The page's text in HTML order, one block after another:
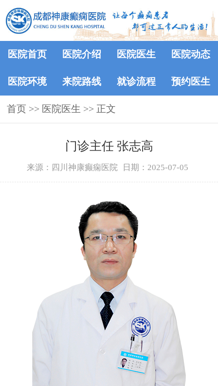
医院首页 医院介绍 医院医生 医院动态
医院环境 来院路线 就诊流程 预约医生
首页 >> 医院医生 >> 正文
门诊主任 张志高
来源：四川神康癫痫医院 日期：2025-07-05